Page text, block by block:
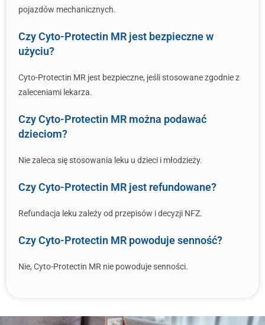
pojazdów mechanicznych.
Czy Cyto-Protectin MR jest bezpieczne w
użyciu?
Cyto-Protectin MR jest bezpieczne, jeśli stosowane zgodnie z
zaleceniami lekarza.
Czy Cyto-Protectin MR można podawać
dzieciom?
Nie zaleca się stosowania leku u dzieci i młodzieży.
Czy Cyto-Protectin MR jest refundowane?
Refundacja leku zależy od przepisów i decyzji NFZ.
Czy Cyto-Protectin MR powoduje senność?
Nie, Cyto-Protectin MR nie powoduje senności.